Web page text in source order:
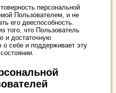
персональной
Пользователем, и не
его дееспособность.
того, что Пользователь
и достаточную
себе и поддерживает эту